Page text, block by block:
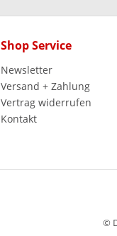
Shop Service
Newsletter
Versand + Zahlung
Vertrag widerrufen
Kontakt
©